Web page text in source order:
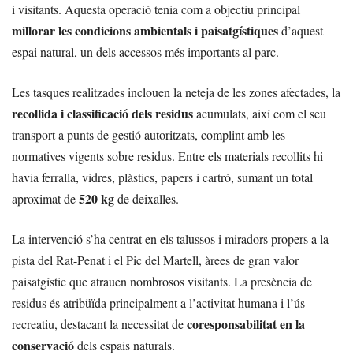
i visitants. Aquesta operació tenia com a objectiu principal
millorar les condicions ambientals i paisatgístiquesd’aquest
espai natural, un dels accessos més importants al parc.
Les tasques realitzades inclouen la neteja de les zones afectades, la
recollida i classificació dels residusacumulats, així com el seu
transport a punts de gestió autoritzats, complint amb les
normatives vigents sobre residus. Entre els materials recollits hi
havia ferralla, vidres, plàstics, papers i cartró, sumant un total
aproximat de520 kgde deixalles.
La intervenció s’ha centrat en els talussos i miradors propers a la
pista del Rat-Penat i el Pic del Martell, àrees de gran valor
paisatgístic que atrauen nombrosos visitants. La presència de
residus és atribüïda principalment a l’activitat humana i l’ús
recreatiu, destacant la necessitat decoresponsabilitat en la
conservaciódels espais naturals.